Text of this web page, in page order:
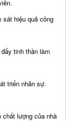
sát hiệu quả công
tinh thần làm
triển nhân sự.
chất lượng của nhà